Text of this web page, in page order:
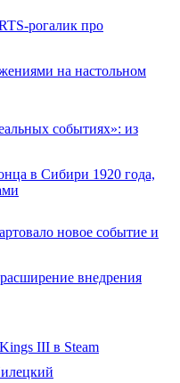
рогалик про
на настольном
событиях»: из
в Сибири 1920 года,
новое событие и
внедрения
III в Steam